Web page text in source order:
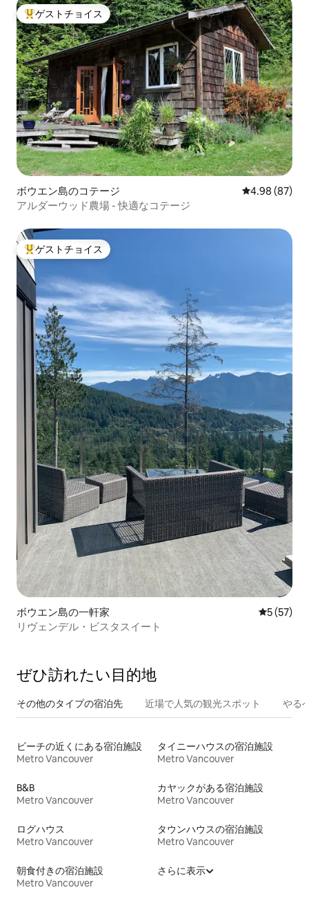
大好評のゲストチョイスです。
ゲストチョイス
ボウエン島のコテージ レビュー87
4.98 (87)
アルダーウッド農場 - 快適なコテージ
大好評のゲストチョイスです。
ゲストチョイス
ボウエン島の一軒家 レビュー
5 (57)
リヴェンデル・ビスタスイート
ぜひ訪⁠れ⁠た⁠い目⁠的⁠地
その他のタ⁠イ⁠プ⁠の宿⁠泊⁠先 近場で人気の観光スポット やる
ビーチの近くにある宿泊施設
Metro Vancouver
タイニーハウスの宿泊施設
Metro Vancouver
B&B
Metro Vancouver
カヤックがある宿泊施設
Metro Vancouver
ログハウス
Metro Vancouver
タウンハウスの宿泊施設
Metro Vancouver
朝食付きの宿泊施設
Metro Vancouver
さらに表示